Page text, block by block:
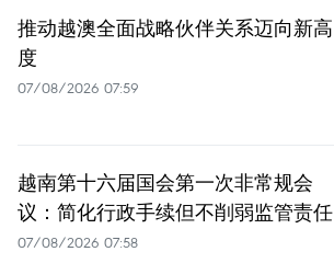
推动越澳全面战略伙伴关系迈向新高
度
07/08/2026 07:59
越南第十六届国会第一次非常规会
议：简化行政手续但不削弱监管责任
07/08/2026 07:58